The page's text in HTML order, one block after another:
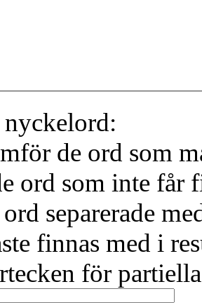
de ord som
ord som inte får
separerade
finnas med i
för